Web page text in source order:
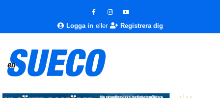
Logga in eller Registrera dig